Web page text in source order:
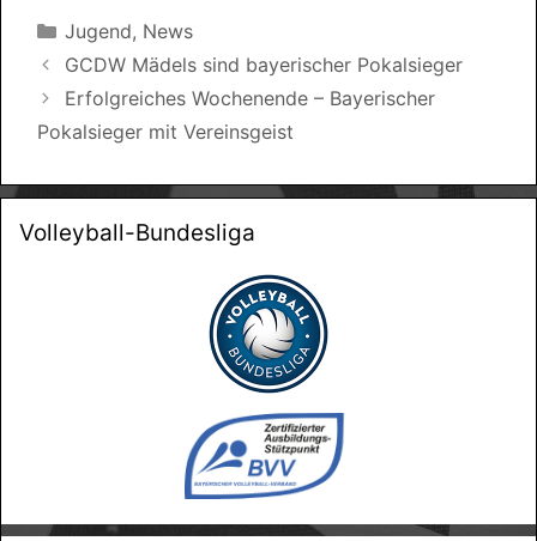
Kategorien
Jugend, News
GCDW Mädels sind bayerischer Pokalsieger
Erfolgreiches Wochenende – Bayerischer
Pokalsieger mit Vereinsgeist
Volleyball-Bundesliga